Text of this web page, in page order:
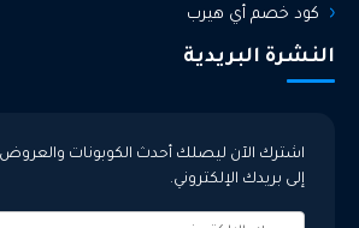
كود خصم أي هيرب
النشرة البريدية
اشترك الآن ليصلك أحدث الكوبونات
إلى بريدك الإلكتروني.